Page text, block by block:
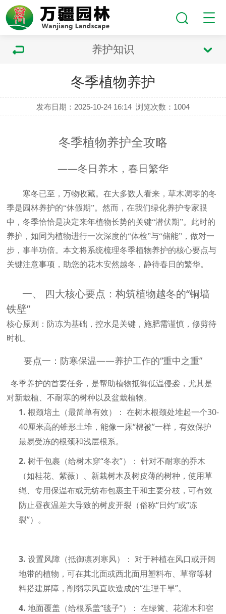
养护知识
冬季植物养护
发布日期：2025-10-24 16:14 浏览次数： 1004
冬季植物养护全攻略
——冬日养木，春日繁华
寒冬已至，万物收藏。在大多数人看来，草木凋零的冬
季是园林养护的“休假期”。然而，在我们绿化养护专家眼
中，冬季恰恰是决定来年植物长势的关键“潜伏期”。此时的
养护，如同为植物进行一次深度的“体检”与“储能”，做对一
步，事半功倍。本文将系统梳理冬季植物养护的核心要点与
关键注意事项 ，助您的花木安然越冬，静待春日的繁华。
一、 四大核心要点：构筑植物越冬的“铜墙
铁壁”
核心原则：防冻为基础，控水是关键，施肥需谨慎，修剪待
时机。
要点一：防寒保温——养护工作的“重中之重”
冬季养护的首要任务，是帮助植物抵御低温侵袭，尤其是
对新栽植、不耐寒的树种以及盆栽植物。
1.根颈培土（最简单有效）： 在树木根颈处堆起一个30-
40厘米高的锥形土堆，能像一床“棉被”一样，有效保护
最易受冻的根颈和浅层根系。
2.树干包裹（给树木穿“冬衣”）： 针对不耐寒的乔木
（如桂花、紫薇）、新栽树木及树皮薄的树种，使用草
绳、专用保温布或无纺布包裹主干和主要分枝，可有效
防止昼夜温差大导致的树皮开裂（俗称“日灼”或“冻
裂”）。
3.设置风障（抵御凛冽寒风）： 对于种植在风口或开阔
地带的植物，可在其北面或西北面用塑料布、草帘等材
料搭建屏障，削弱寒风直吹造成的“生理干旱”。
4.地面覆盖（给根系盖“毯子”）： 在绿篱、花灌木和宿